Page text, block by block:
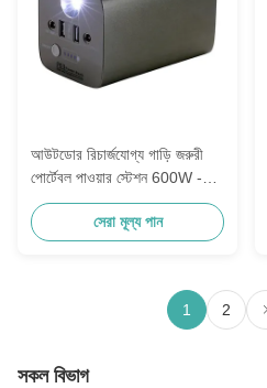
আউটডোর রিচার্জযোগ্য গাড়ি জরুরী
পোর্টেবল পাওয়ার স্টেশন 600W -
3000W লিথিয়াম ব্যাটারি
সেরা মূল্য পান
1 2
সকল বিভাগ